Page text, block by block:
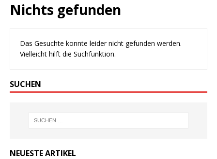
Nichts gefunden
Das Gesuchte konnte leider nicht gefunden werden.
Vielleicht hilft die Suchfunktion.
SUCHEN
NEUESTE ARTIKEL